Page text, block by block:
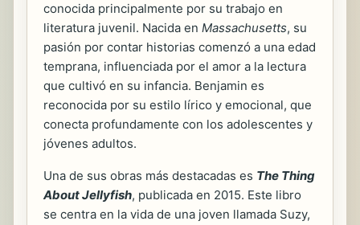
conocida principalmente por su trabajo en
literatura juvenil. Nacida en Massachusetts, su
pasión por contar historias comenzó a una edad
temprana, influenciada por el amor a la lectura
que cultivó en su infancia. Benjamin es
reconocida por su estilo lírico y emocional, que
conecta profundamente con los adolescentes y
jóvenes adultos.
Una de sus obras más destacadas es The Thing
About Jellyfish, publicada en 2015. Este libro
se centra en la vida de una joven llamada Suzy,